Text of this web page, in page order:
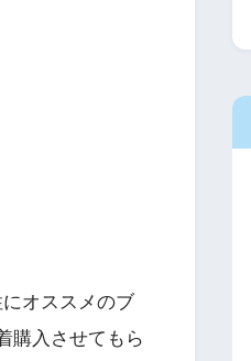
オススメのブ
購入させてもら